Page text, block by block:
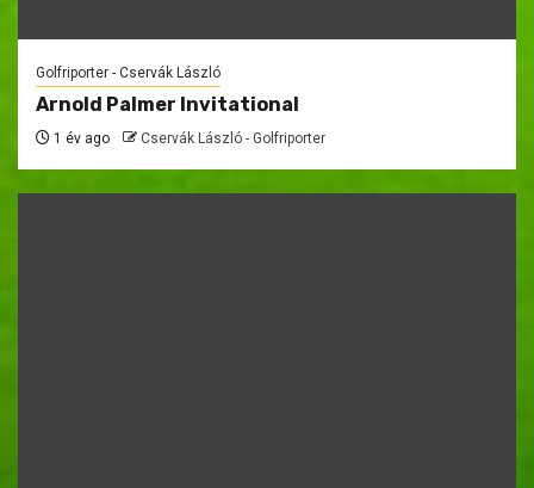
Golfriporter - Cservák László
Arnold Palmer Invitational
1 év ago Cservák László - Golfriporter